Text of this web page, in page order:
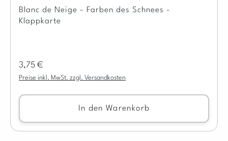
Blanc de Neige - Farben des Schnees -
Klappkarte
Regulärer Preis:
3,75 €
Preise inkl. MwSt. zzgl. Versandkosten
In den Warenkorb